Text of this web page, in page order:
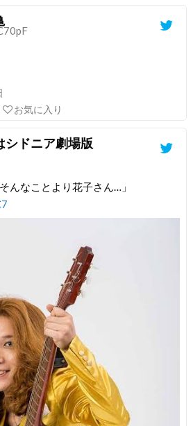
お気に入り
シドニア劇場版
んなことより花子さん…」